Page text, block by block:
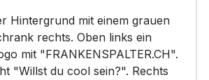
Hintergrund mit einem grauen
rechts. Oben links ein
mit "FRANKENSPALTER.CH".
"Willst du cool sein?". Rechts